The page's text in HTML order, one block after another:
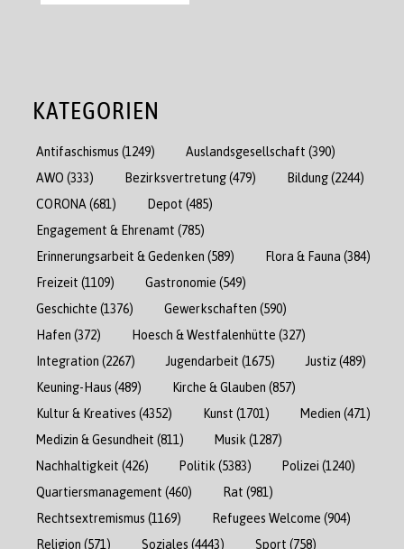
KATEGORIEN
Antifaschismus (1249) Auslandsgesellschaft (390)
AWO (333) Bezirksvertretung(479) Bildung(2244)
CORONA (681) Depot (485)
Engagement & Ehrenamt (785)
Erinnerungsarbeit & Gedenken (589) Flora & Fauna (384)
Freizeit (1109) Gastronomie (549)
Geschichte (1376) Gewerkschaften (590)
Hafen (372) Hoesch & Westfalenhütte (327)
Integration (2267) Jugendarbeit (1675) Justiz(489)
Keuning-Haus (489) Kirche & Glauben (857)
Kultur & Kreatives (4352) Kunst (1701) Medien (471)
Medizin & Gesundheit (811) Musik (1287)
Nachhaltigkeit (426) Politik (5383) Polizei (1240)
Quartiersmanagement (460) Rat (981)
Rechtsextremismus (1169) Refugees Welcome (904)
Religion (571) Soziales (4443) Sport (758)